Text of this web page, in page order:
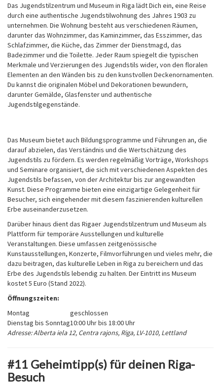
Das Jugendstilzentrum und Museum in Riga lädt Dich ein, eine Reise
durch eine authentische Jugendstilwohnung des Jahres 1903 zu
unternehmen. Die Wohnung besteht aus verschiedenen Räumen,
darunter das Wohnzimmer, das Kaminzimmer, das Esszimmer, das
Schlafzimmer, die Küche, das Zimmer der Dienstmagd, das
Badezimmer und die Toilette. Jeder Raum spiegelt die typischen
Merkmale und Verzierungen des Jugendstils wider, von den floralen
Elementen an den Wänden bis zu den kunstvollen Deckenornamenten.
Du kannst die originalen Möbel und Dekorationen bewundern,
darunter Gemälde, Glasfenster und authentische
Jugendstilgegenstände.
Das Museum bietet auch Bildungsprogramme und Führungen an, die
darauf abzielen, das Verständnis und die Wertschätzung des
Jugendstils zu fördern. Es werden regelmäßig Vorträge, Workshops
und Seminare organisiert, die sich mit verschiedenen Aspekten des
Jugendstils befassen, von der Architektur bis zur angewandten
Kunst. Diese Programme bieten eine einzigartige Gelegenheit für
Besucher, sich eingehender mit diesem faszinierenden kulturellen
Erbe auseinanderzusetzen.
Darüber hinaus dient das Rigaer Jugendstilzentrum und Museum als
Plattform für temporäre Ausstellungen und kulturelle
Veranstaltungen. Diese umfassen zeitgenössische
Kunstausstellungen, Konzerte, Filmvorführungen und vieles mehr, die
dazu beitragen, das kulturelle Leben in Riga zu bereichern und das
Erbe des Jugendstils lebendig zu halten. Der Eintritt ins Museum
kostet 5 Euro (Stand 2022).
Öffnungszeiten:
Montag
geschlossen
Dienstag bis Sonntag10:00 Uhr bis 18:00 Uhr
Adresse:Alberta iela 12, Centra rajons, Riga, LV-1010, Lettland
#11 Geheimtipp(s) für deinen Riga-
Besuch